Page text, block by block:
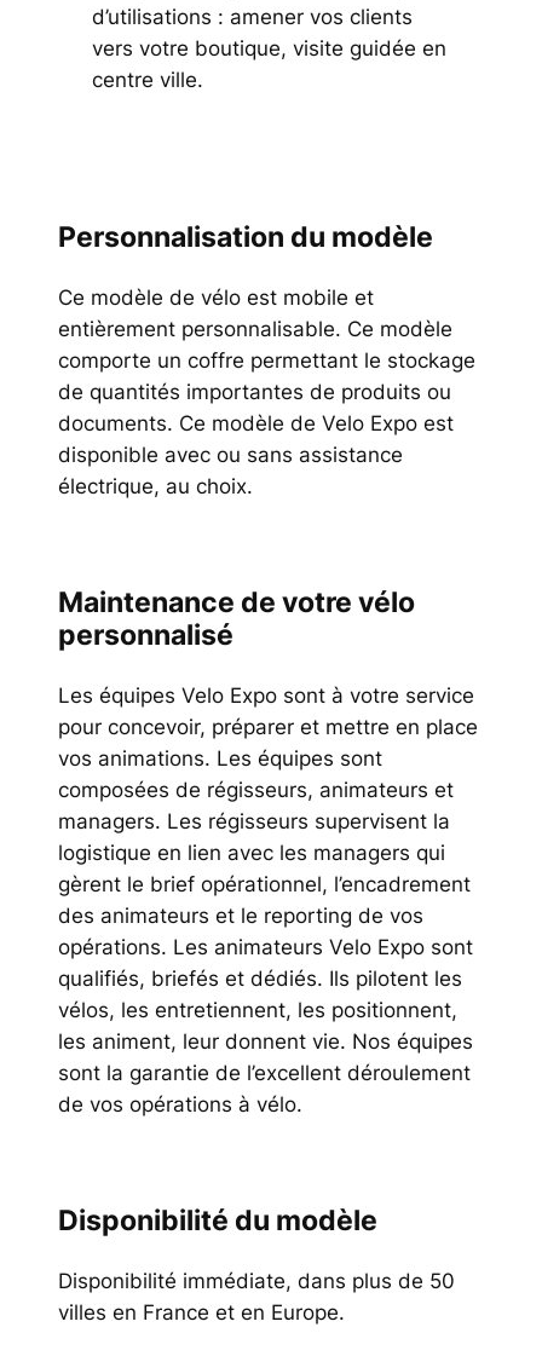
d’utilisations : amener vos clients
vers votre boutique, visite guidée en
centre ville.
Personnalisation du modèle
Ce modèle de vélo est mobile et
entièrement personnalisable. Ce modèle
comporte un coffre permettant le stockage
de quantités importantes de produits ou
documents. Ce modèle de Velo Expo est
disponible avec ou sans assistance
électrique, au choix.
Maintenance de votre vélo
personnalisé
Les équipes Velo Expo sont à votre service
pour concevoir, préparer et mettre en place
vos animations. Les équipes sont
composées de régisseurs, animateurs et
managers. Les régisseurs supervisent la
logistique en lien avec les managers qui
gèrent le brief opérationnel, l’encadrement
des animateurs et le reporting de vos
opérations. Les animateurs Velo Expo sont
qualifiés, briefés et dédiés. Ils pilotent les
vélos, les entretiennent, les positionnent,
les animent, leur donnent vie. Nos équipes
sont la garantie de l’excellent déroulement
de vos opérations à vélo.
Disponibilité du modèle
Disponibilité immédiate, dans plus de 50
villes en France et en Europe.